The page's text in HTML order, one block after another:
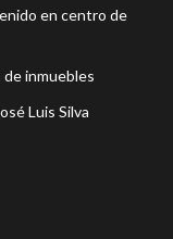
en centro de
inmuebles
Luis Silva